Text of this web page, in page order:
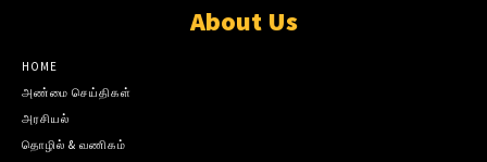
About Us
HOME
அண்மை செய்திகள்
அரசியல்
தொழில் & வணிகம்